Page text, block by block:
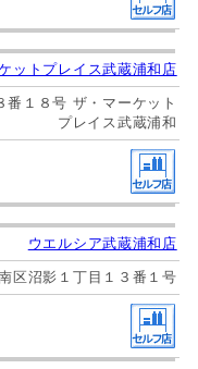
ットプレイス武蔵浦和店
１８号 ザ・マーケット
プレイス武蔵浦和
ウエルシア武蔵浦和店
区沼影１丁目１３番１号